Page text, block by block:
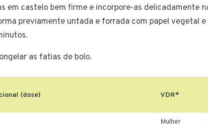
em castelo bem firme e incorpore-as delicadamente
previamente untada e forrada com papel vegetal
as fatias de bolo.
(dose) VDR*
Mulher